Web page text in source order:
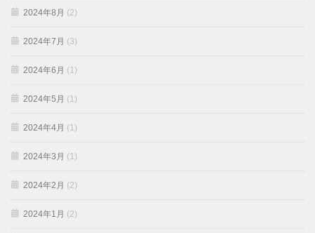
2024年8月 (2)
2024年7月 (3)
2024年6月 (1)
2024年5月 (1)
2024年4月 (1)
2024年3月 (1)
2024年2月 (2)
2024年1月 (2)